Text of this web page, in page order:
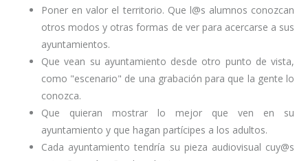
Poner en valor el territorio. Que l@s alumnos conozcan
otros modos y otras formas de ver para acercarse a sus
ayuntamientos.
Que vean su ayuntamiento desde otro punto de vista,
como "escenario" de una grabación para que la gente lo
conozca.
Que quieran mostrar lo mejor que ven en su
ayuntamiento y que hagan partícipes a los adultos.
Cada ayuntamiento tendría su pieza audiovisual cuy@s